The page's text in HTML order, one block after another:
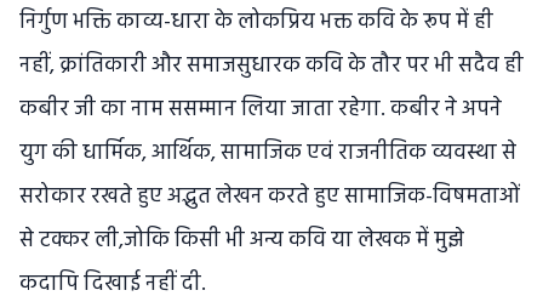
निर्गुण भक्ति काव्य-धारा के लोकप्रिय भक्त कवि के रूप में ही
नहीं, क्रांतिकारी और समाजसुधारक कवि के तौर पर भी सदैव ही
कबीर जी का नाम ससम्मान लिया जाता रहेगा. कबीर ने अपने
युग की धार्मिक, आर्थिक, सामाजिक एवं राजनीतिक व्यवस्था से
सरोकार रखते हुए अद्भुत लेखन करते हुए सामाजिक-विषमताओं
से टक्कर ली,जोकि किसी भी अन्य कवि या लेखक में मुझे
कदापि दिखाई नहीं दी.